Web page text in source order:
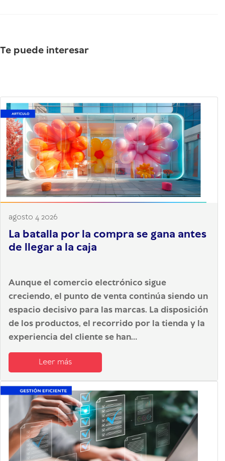
Te puede interesar
agosto 4 2026
La batalla por la compra se gana antes
de llegar a la caja
Aunque el comercio electrónico sigue
creciendo, el punto de venta continúa siendo un
espacio decisivo para las marcas. La disposición
de los productos, el recorrido por la tienda y la
experiencia del cliente se han...
Leer más